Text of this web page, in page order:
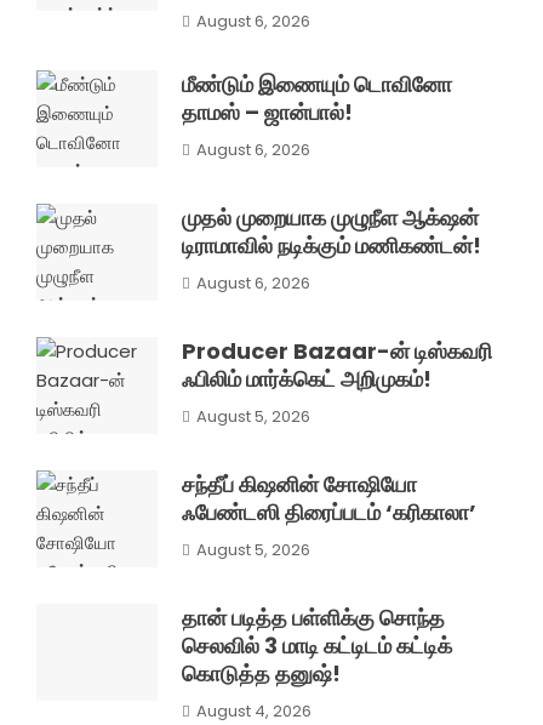
August 6, 2026
மீண்டும் இணையும் டொவினோ
தாமஸ் – ஜான்பால்!
August 6, 2026
முதல் முறையாக முழுநீள ஆக்‌ஷன்
டிராமாவில் நடிக்கும் மணிகண்டன்!
August 6, 2026
Producer Bazaar-ன் டிஸ்கவரி
ஃபிலிம் மார்க்கெட் அறிமுகம்!
August 5, 2026
சந்தீப் கிஷனின் சோஷியோ
ஃபேண்டஸி திரைப்படம் ‘கரிகாலா’
August 5, 2026
தான் படித்த பள்ளிக்கு சொந்த
செலவில் 3 மாடி கட்டிடம் கட்டிக்
கொடுத்த தனுஷ்!
August 4, 2026